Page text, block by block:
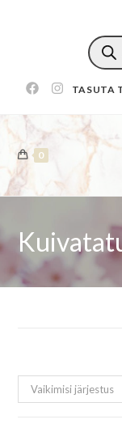
TASUTA
0
Vaikimisi järjestus